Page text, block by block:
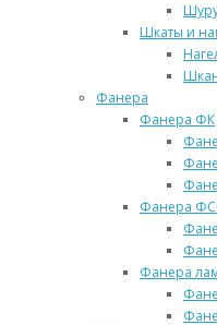
Шкаты и
Фанера
Фанера ФК
Фанера
Фанера